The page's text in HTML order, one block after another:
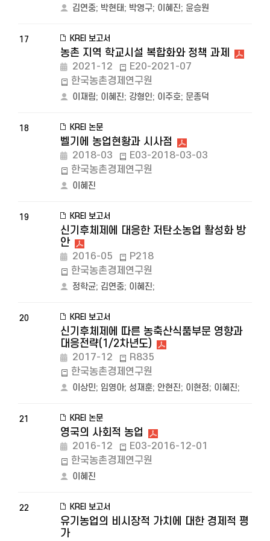
김연중; 박현태; 박영구; 이혜진; 윤승원
17 KREI 보고서
농촌 지역 학교시설 복합화와 정책 과제
2021-12
E20-2021-07
한국농촌경제연구원
이재림; 이혜진; 강형인; 이주호; 문종덕
18 KREI 논문
벨기에 농업현황과 시사점
2018-03
E03-2018-03-03
한국농촌경제연구원
이혜진
19 KREI 보고서
신기후체제에 대응한 저탄소농업 활성화 방
안
2016-05
P218
한국농촌경제연구원
정학균; 김연중; 이혜진;
20 KREI 보고서
신기후체제에 따른 농축산식품부문 영향과
대응전략(1/2차년도)
2017-12
R835
한국농촌경제연구원
이상민; 임영아; 성재훈; 안현진; 이현정; 이혜진;
21 KREI 논문
영국의 사회적 농업
2016-12
E03-2016-12-01
한국농촌경제연구원
이혜진
22 KREI 보고서
유기농업의 비시장적 가치에 대한 경제적 평
가